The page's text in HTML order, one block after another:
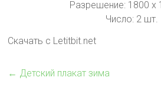
Разрешение: 1800 х
Число: 2 шт.
Скачать с Letitbit.net
← Детский плакат зима